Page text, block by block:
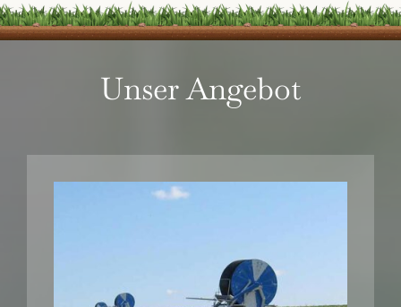
Unser Angebot